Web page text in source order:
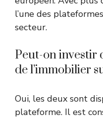
l’une des
secteur.
Peut-on investir
de l’immobilier
Oui, les deux sont
plateforme. Il est